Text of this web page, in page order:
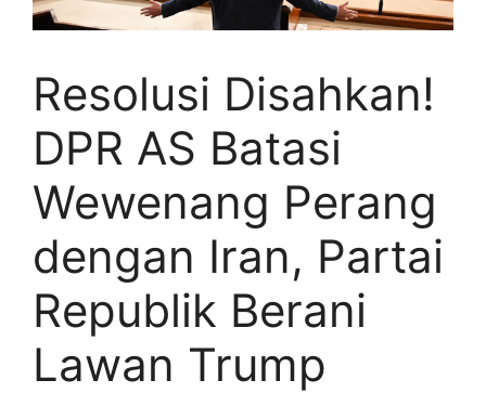
Resolusi Disahkan!
DPR AS Batasi
Wewenang Perang
dengan Iran, Partai
Republik Berani
Lawan Trump